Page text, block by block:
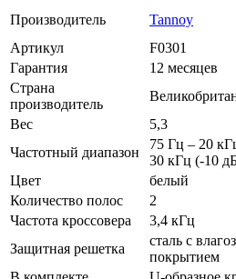
Производитель
Tannoy
Артикул
F0301
Гарантия
12 месяцев
Страна
производитель
Вес
5,3
Частотный диапазон
75 Гц – 20
30 кГц (-10
Цвет
белый
Количество полос
2
Частота кроссовера
3,4 кГц
Защитная решетка
сталь с
покрытием